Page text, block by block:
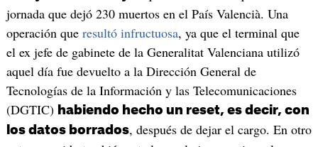
jornada que dejó 230 muertos en el País Valencià. Una
operación que resultó infructuosa, ya que el terminal que
el ex jefe de gabinete de la Generalitat Valenciana utilizó
aquel día fue devuelto a la Dirección General de
Tecnologías de la Información y las Telecomunicaciones
(DGTIC) habiendo hecho un reset, es decir, con
los datos borrados, después de dejar el cargo. En otro